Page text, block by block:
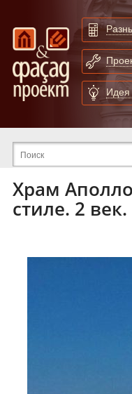
Идея
Храм
стиле. 2 век.